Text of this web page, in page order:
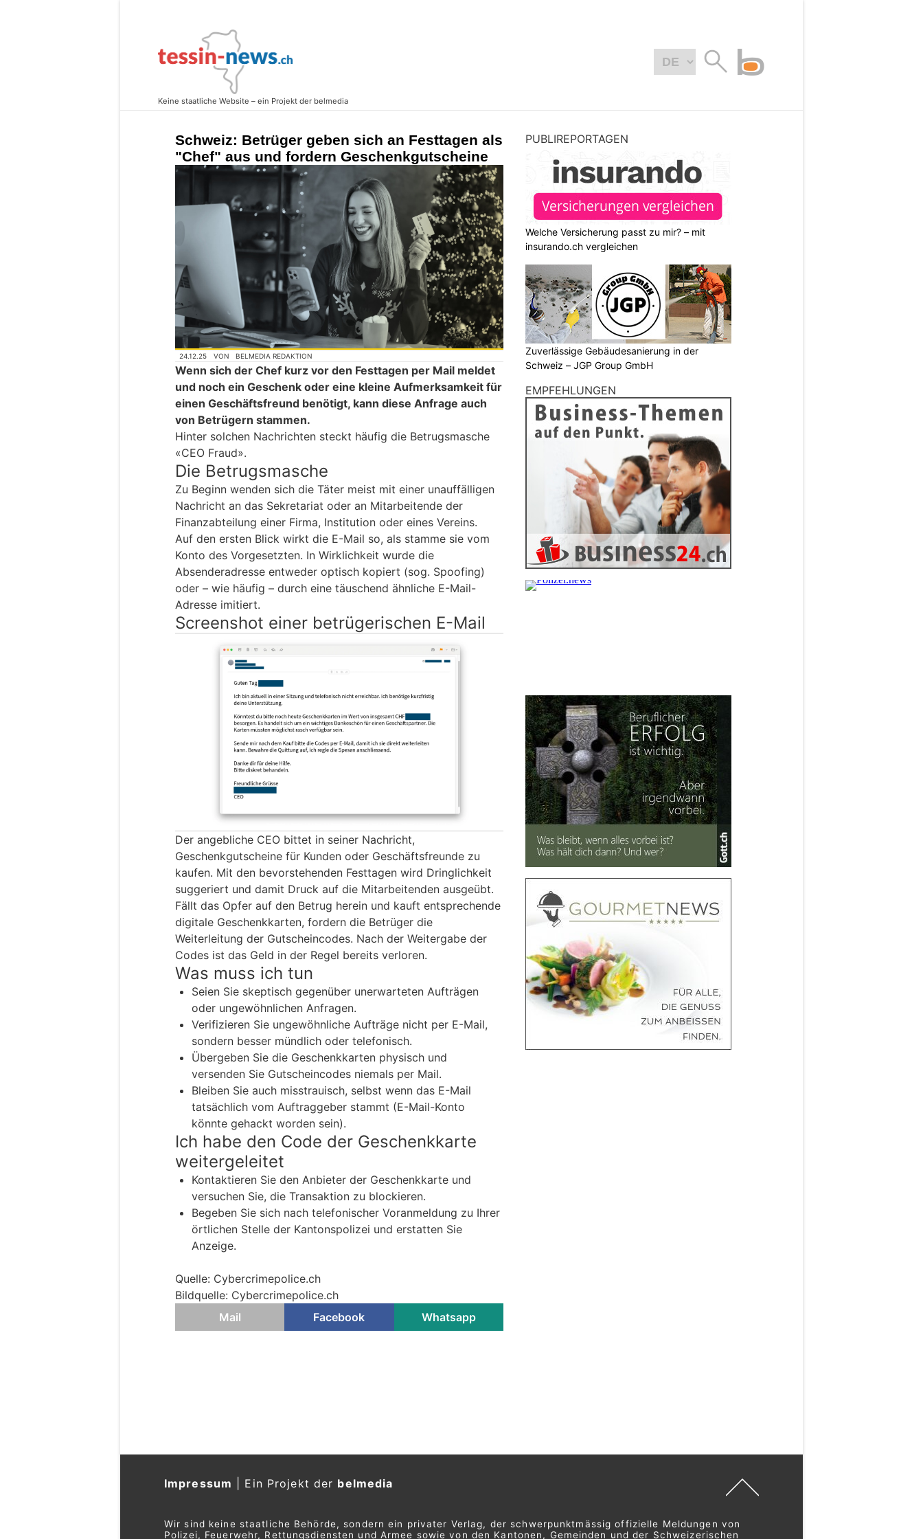
Schweiz: Betrüger geben sich an Festtagen als
"Chef" aus und fordern Geschenkgutscheine
24.12.25 VON BELMEDIA REDAKTION
Wenn sich der Chef kurz vor den Festtagen per Mail meldet
und noch ein Geschenk oder eine kleine Aufmerksamkeit für
einen Geschäftsfreund benötigt, kann diese Anfrage auch
von Betrügern stammen.
Hinter solchen Nachrichten steckt häufig die Betrugsmasche
«CEO Fraud».
Die Betrugsmasche
Zu Beginn wenden sich die Täter meist mit einer unauffälligen
Nachricht an das Sekretariat oder an Mitarbeitende der
Finanzabteilung einer Firma, Institution oder eines Vereins.
Auf den ersten Blick wirkt die E-Mail so, als stamme sie vom
Konto des Vorgesetzten. In Wirklichkeit wurde die
Absenderadresse entweder optisch kopiert (sog. Spoofing)
oder – wie häufig – durch eine täuschend ähnliche E-Mail-
Adresse imitiert.
Screenshot einer betrügerischen E-Mail
Der angebliche CEO bittet in seiner Nachricht,
Geschenkgutscheine für Kunden oder Geschäftsfreunde zu
kaufen. Mit den bevorstehenden Festtagen wird Dringlichkeit
suggeriert und damit Druck auf die Mitarbeitenden ausgeübt.
Fällt das Opfer auf den Betrug herein und kauft entsprechende
digitale Geschenkkarten, fordern die Betrüger die
Weiterleitung der Gutscheincodes. Nach der Weitergabe der
Codes ist das Geld in der Regel bereits verloren.
Was muss ich tun
Seien Sie skeptisch gegenüber unerwarteten Aufträgen
oder ungewöhnlichen Anfragen.
Verifizieren Sie ungewöhnliche Aufträge nicht per E-Mail,
sondern besser mündlich oder telefonisch.
Übergeben Sie die Geschenkkarten physisch und
versenden Sie Gutscheincodes niemals per Mail.
Bleiben Sie auch misstrauisch, selbst wenn das E-Mail
tatsächlich vom Auftraggeber stammt (E-Mail-Konto
könnte gehackt worden sein).
Ich habe den Code der Geschenkkarte
weitergeleitet
Kontaktieren Sie den Anbieter der Geschenkkarte und
versuchen Sie, die Transaktion zu blockieren.
Begeben Sie sich nach telefonischer Voranmeldung zu Ihrer
örtlichen Stelle der Kantonspolizei und erstatten Sie
Anzeige.
Quelle: Cybercrimepolice.ch
Bildquelle: Cybercrimepolice.ch
Mail
Facebook Whatsapp
PUBLIREPORTAGEN
Welche Versicherung passt zu mir? – mit
insurando.ch vergleichen
Zuverlässige Gebäudesanierung in der
Schweiz – JGP Group GmbH
EMPFEHLUNGEN
Impressum Ein Projekt der belmedia
Wir sind keine staatliche Behörde, sondern ein privater Verlag, der schwerpunktmässig offizielle Meldungen von
Polizei, Feuerwehr, Rettungsdiensten und Armee sowie von den Kantonen, Gemeinden und der Schweizerischen